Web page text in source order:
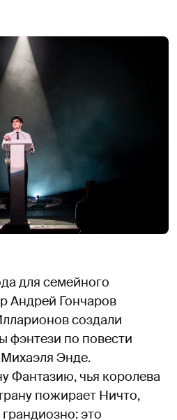
для семейного
Андрей Гончаров
создали
фэнтези по повести
Энде.
Фантазию, чья королева
пожирает Ничто,
это